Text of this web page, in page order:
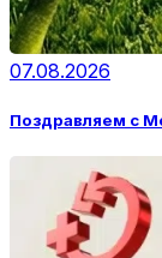
07.08.2026
Поздравляем с